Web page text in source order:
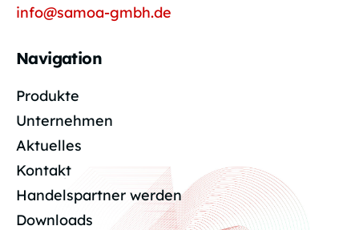
info@samoa-gmbh.de
Navigation
Produkte
Unternehmen
Aktuelles
Kontakt
Handelspartner werden
Downloads